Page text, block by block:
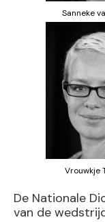
Sanneke
Vrouwkje
De Nationale
van de